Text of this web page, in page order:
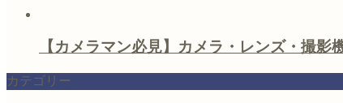
【カメラマン必見】カメラ・レンズ・撮影
カテゴリー